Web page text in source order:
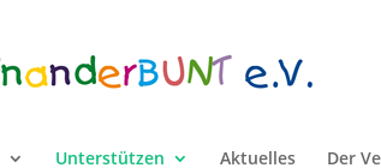
Unterstützen Aktuelles Der